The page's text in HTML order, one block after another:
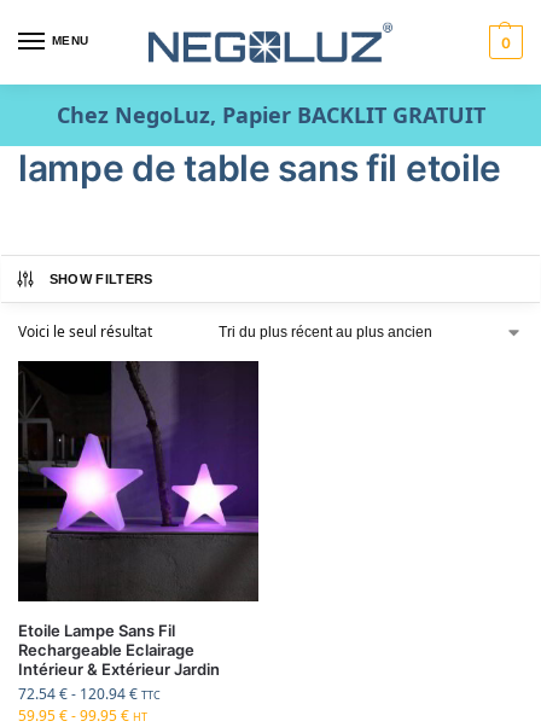
MENU 0
Chez NegoLuz, Papier BACKLIT GRATUIT
lampe de table sans fil etoile
SHOW FILTERS
Voici le seul résultat
Etoile Lampe Sans Fil
Rechargeable Eclairage
Intérieur & Extérieur Jardin
72.54€- 120.94€ TTC
59.95€-99.95€ HT